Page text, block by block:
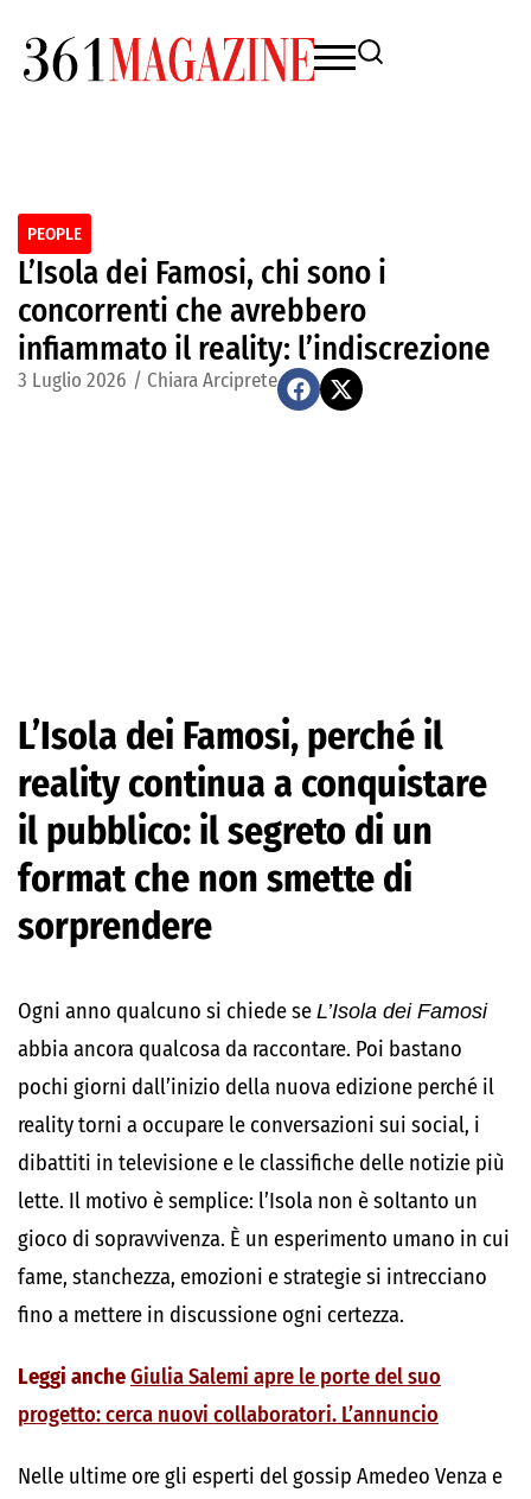
PEOPLE
L’Isola dei Famosi, chi sono i
concorrenti che avrebbero
infiammato il reality: l’indiscrezione
3 Luglio 2026 / Chiara Arciprete
L’Isola dei Famosi, perché il
reality continua a conquistare
il pubblico: il segreto di un
format che non smette di
sorprendere
Ogni anno qualcuno si chiede seL’Isola dei Famosi
abbia ancora qualcosa da raccontare. Poi bastano
pochi giorni dall’inizio della nuova edizione perché il
reality torni a occupare le conversazioni sui social, i
dibattiti in televisione e le classifiche delle notizie più
lette. Il motivo è semplice: l’Isola non è soltanto un
gioco di sopravvivenza. È un esperimento umano in cui
fame, stanchezza, emozioni e strategie si intrecciano
fino a mettere in discussione ogni certezza.
Leggi ancheGiulia Salemi apre le porte del suo
progetto: cerca nuovi collaboratori. L’annuncio
Nelle ultime ore gli esperti del gossip Amedeo Venza e